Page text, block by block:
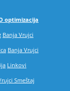
optimizacija
Banja Vrujci
Banja Vrujci
Linkovi
Smeštaj